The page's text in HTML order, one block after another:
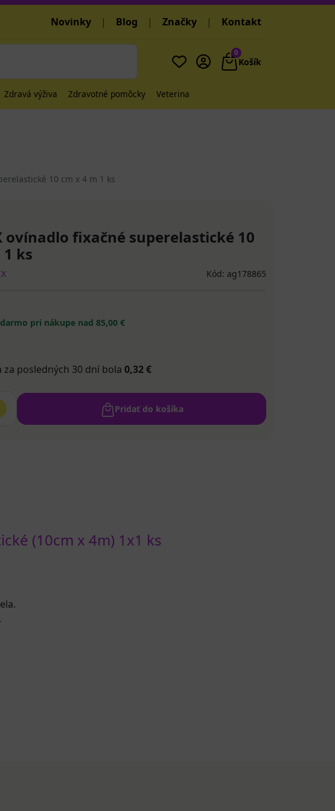
Novinky | Blog | Značky | Kontakt
0
Košík
Zdravá výživa Zdravotné pomôcky Veterina
10 cm x 4 m 1 ks
ovínadlo fixačné superelastické 10
ks
Kód: ag178865
pri nákupe nad 85,00 €
za posledných 30 dní bola 0,32 €
Pridať do košíka
(10cm x 4m) 1x1 ks